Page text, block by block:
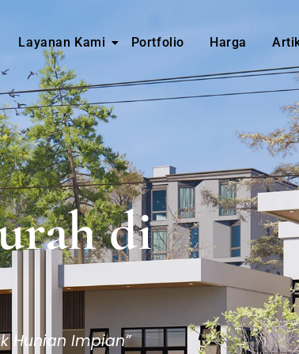
Layanan Kami Portfolio Harga
di
Hunian Impian”